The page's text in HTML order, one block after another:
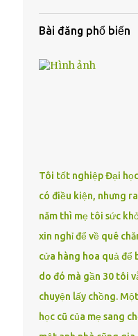
Bài đăng phổ biến
Tôi tốt nghiệp Đại
có điều kiện, nhưng
năm thì mẹ tôi sức
xin nghỉ để về quê
cửa hàng hoa quả để
do đó mà gần 30 tôi
chuyện lấy chồng.
học cũ của mẹ sang